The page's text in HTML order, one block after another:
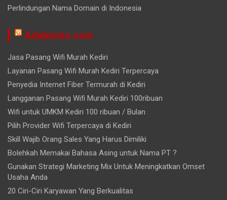
Perlindungan Nama Domain di Indonesia
Adabisnis.com
Jasa Pasang Wifi Murah Kediri
Layanan Pasang Wifi Murah Kediri Terpercaya
Penyedia Internet Fiber Termurah di Kediri
Langganan Pasang Wifi Murah Kediri 100ribuan
Wifi untuk UMKM Kediri 100 ribuan / Bulan
Pilih Provider Wifi Terpercaya di Kediri
Skill Wajib Orang Sales Yang Harus Dimiliki
Bolehkah Memakai Bahasa Asing untuk Nama PT ?
Gunakan Strategi Marketing Mix Untuk Meningkatkan Omset
Usaha Anda
20 Ciri-Ciri Karyawan Yang Berkualitas